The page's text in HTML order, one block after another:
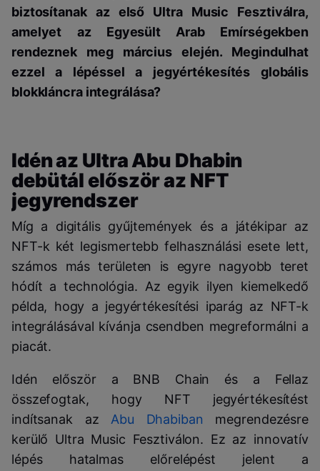
biztosítanak az első Ultra Music Fesztiválra,
amelyet az Egyesült Arab Emírségekben
rendeznek meg március elején. Megindulhat
ezzel a lépéssel a jegyértékesítés globális
blokkláncra integrálása?
Idén az Ultra Abu Dhabin
debütál először az NFT
jegyrendszer
Míg a digitális gyűjtemények és a játékipar az
NFT-k két legismertebb felhasználási esete lett,
számos más területen is egyre nagyobb teret
hódít a technológia. Az egyik ilyen kiemelkedő
példa, hogy a jegyértékesítési iparág az NFT-k
integrálásával kívánja csendben megreformálni a
piacát.
Idén először a BNB Chain és a Fellaz
összefogtak, hogy NFT jegyértékesítést
indítsanak azAbu Dhabiban megrendezésre
kerülő Ultra Music Fesztiválon. Ez az innovatív
lépés hatalmas előrelépést jelent a